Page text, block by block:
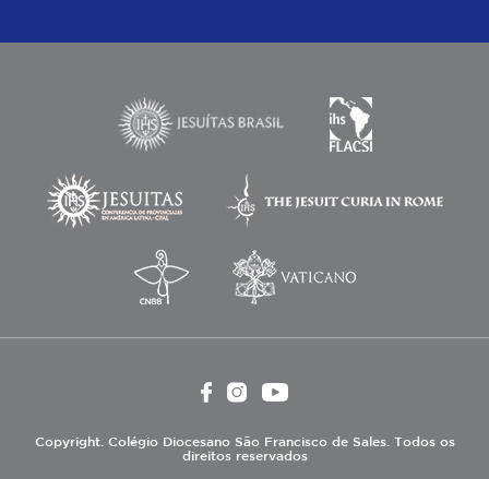
Copyright. Colégio Diocesano São Francisco de Sales. Todos os
direitos reservados